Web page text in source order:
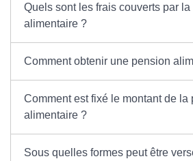
Quels sont les frais couverts par
alimentaire ?
Comment obtenir une pension
Comment est fixé le montant de la
alimentaire ?
Sous quelles formes peut être